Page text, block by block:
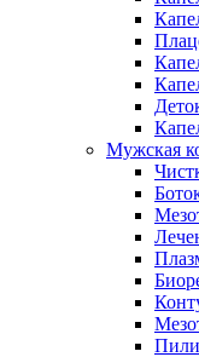
Мужская